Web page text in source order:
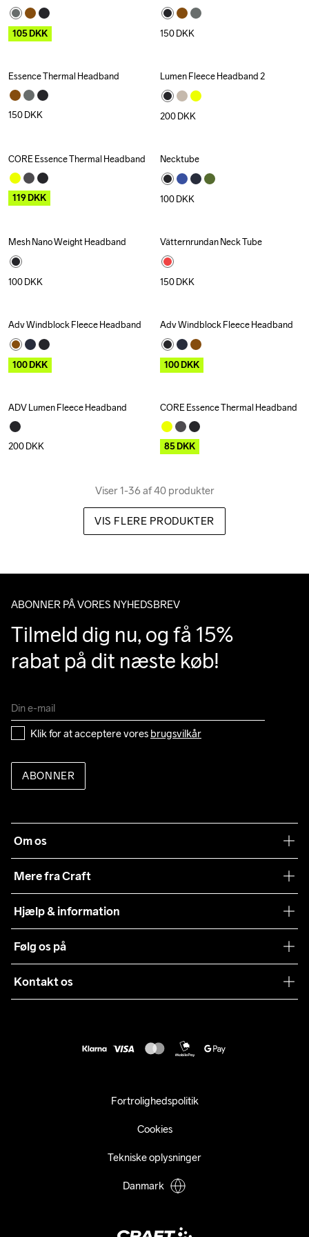
105DKK 150DKK
Essence Thermal Headband
150DKK
Lumen Fleece Headband 2
200DKK
Outlet
CORE Essence Thermal Headband
119DKK
Necktube
100DKK
Recycled
Mesh Nano Weight Headband
100DKK
Vätternrundan Neck Tube
150DKK
Outlet
Adv Windblock Fleece Headband
100DKK
Outlet
Adv Windblock Fleece Headband
100DKK
ADV Lumen Fleece Headband
200DKK
Outlet
CORE Essence Thermal Headband
85DKK
Viser 1-36 af 40 produkter
VIS FLERE PRODUKTER
ABONNER PÅ VORES NYHEDSBREV
Tilmeld dig nu, og få 15%
rabat på dit næste køb!
Klik for at acceptere vores brugsvilkår
ABONNER
Om os
Mere fra Craft
Samarbejder
Presse
Sustainability
Hjælp & information
Levering
Kundeservice
Følg os på
Kontakt os
Fortrolighedspolitik
Cookies
Tekniske oplysninger
Danmark